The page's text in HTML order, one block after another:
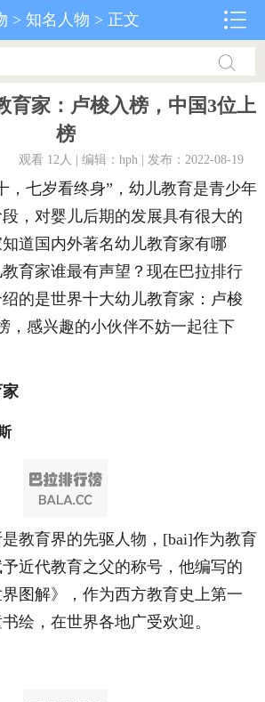
> 知名人物 > 正文
育家：卢梭入榜，中国3位上
榜
观看 12人 | 编辑：hph | 发布：2022-08-19
，七岁看终身”，幼儿教育是青少年
，对婴儿后期的发展具有很大的
道国内外著名幼儿教育家有哪
育家谁最有声望？现在巴拉排行
的是世界十大幼儿教育家：卢梭
，感兴趣的小伙伴不妨一起往下
教育界的先驱人物，[bai]作为教育
近代教育之父的称号，他编写的
图解》，作为西方教育史上第一
绘，在世界各地广受欢迎。